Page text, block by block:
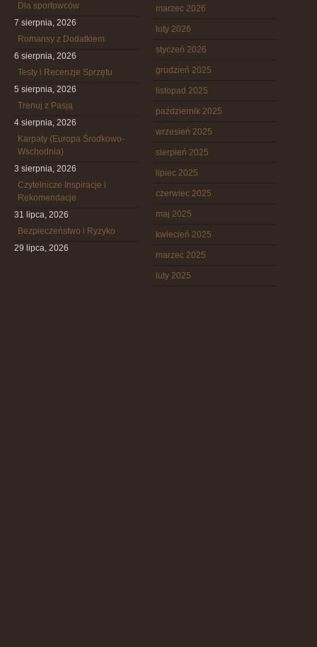
Dla sportowców
7 sierpnia, 2026
Romansy z Dodatkiem
6 sierpnia, 2026
Testy i Recenzje Sprzętu
5 sierpnia, 2026
Trenuj z Pasją
4 sierpnia, 2026
Karpaty (Europa Środkowo-
Wschodnia)
3 sierpnia, 2026
Czytelnicze Inspiracje i
Rekomendacje
31 lipca, 2026
Bezpieczeństwo i Ryzyko
29 lipca, 2026
marzec 2026
luty 2026
styczeń 2026
grudzień 2025
listopad 2025
październik 2025
wrzesień 2025
sierpień 2025
lipiec 2025
czerwiec 2025
maj 2025
kwiecień 2025
marzec 2025
luty 2025